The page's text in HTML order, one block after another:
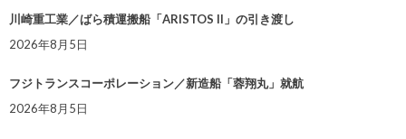
川崎重工業／ばら積運搬船「ARISTOS II」の引き渡し
2026年8月5日
フジトランスコーポレーション／新造船「蓉翔丸」就航
2026年8月5日